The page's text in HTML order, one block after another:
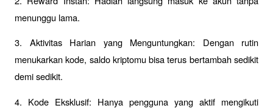
menunggu lama.
3. Aktivitas Harian yang Menguntungkan: Dengan rutin
menukarkan kode, saldo kriptomu bisa terus bertambah sedikit
demi sedikit.
4. Kode Eksklusif: Hanya pengguna yang aktif mengikuti